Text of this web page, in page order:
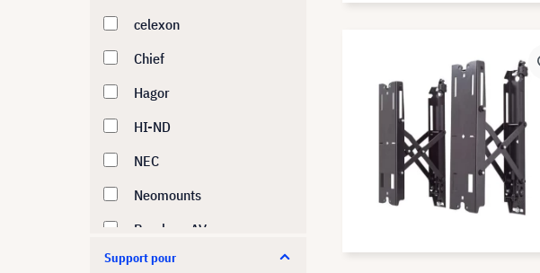
celexon
Chief
Hagor
HI-ND
NEC
Neomounts
Peerless-AV
PeTa
Support pour